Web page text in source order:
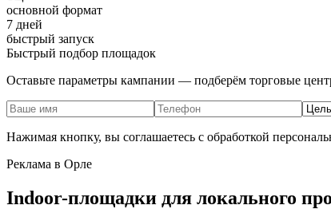
основной формат
7 дней
быстрый запуск
Быстрый подбор площадок
Оставьте параметры кампании — подберём торговые
Нажимая кнопку, вы соглашаетесь с обработкой
Реклама в Орле
Indoor-площадки для локального